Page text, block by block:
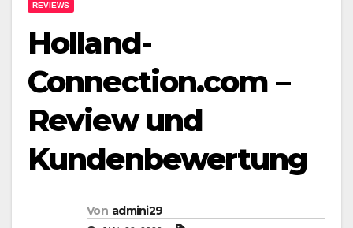
REVIEWS
Holland-
Connection.com –
Review und
Kundenbewertung
Von admini29